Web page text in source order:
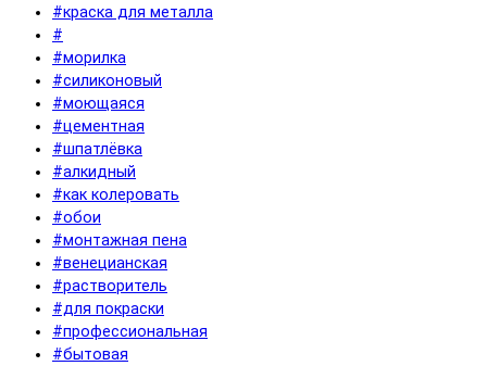
#краска для металла
#
#морилка
#силиконовый
#моющаяся
#цементная
#шпатлёвка
#алкидный
#как колеровать
#обои
#монтажная пена
#венецианская
#растворитель
#для покраски
#профессиональная
#бытовая